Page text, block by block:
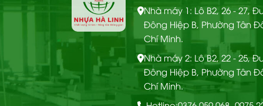
Ốp tường Nano – OTT
CHI
TIẾT
Nhà máy 1: Lô B2, 26 - 27,
Đông Hiệp B, Phường Tân
Chí Minh.
Nhà máy 2: Lô B2, 22 - 25,
Đông Hiệp B, Phường Tân
Chí Minh.